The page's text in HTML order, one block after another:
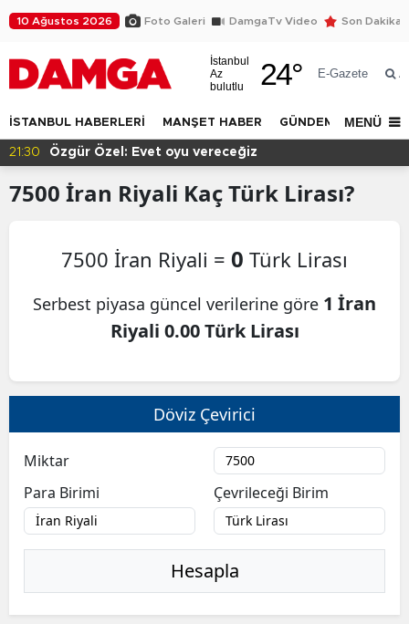
10 Ağustos 2026 Foto Galeri DamgaTv Video Son Dakika
İstanbul
Az
bulutlu
24° E-Gazete
İSTANBUL HABERLERİ MANŞET HABER GÜNDEM DÜNYA
MENÜ
21:30 Özgür Özel: Evet oyu vereceğiz
7500 İran Riyali Kaç Türk Lirası?
7500 İran Riyali = 0 Türk Lirası
Serbest piyasa güncel verilerine göre 1 İran
Riyali 0.00 Türk Lirası
Döviz Çevirici
Miktar
Para Birimi
Çevrileceği Birim
Hesapla